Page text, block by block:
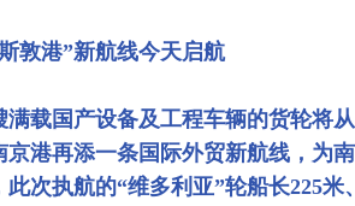
敦港”新航线今天启航
满载国产设备及工程车辆的货轮将
京港再添一条国际外贸新航线，为
次执航的“维多利亚”轮船长225